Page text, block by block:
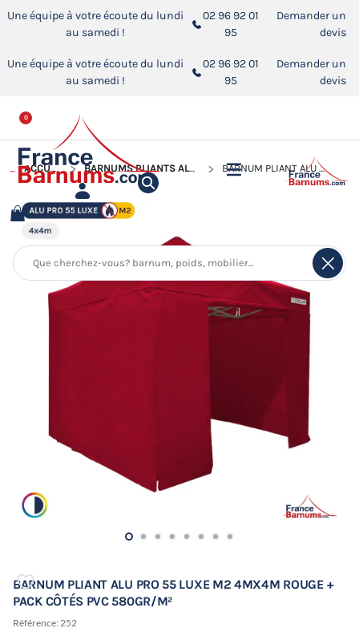
Une équipe à votre écoute du lundi
au samedi !
02 96 92 01
95
Demander un
devis
Une équipe à votre écoute du lundi
au samedi !
02 96 92 01
95
Demander un
devis
0
ACCUEIL BARNUMS PLIANTS ALUMINIUM PRO 55 LUXE M2 BARNUM PLIANT ALU PRO 55 LUXE M2 4MX4M ROUGE + PACK CÔTÉS PVC 580GR/M²
BARNUM PLIANT ALU PRO 55 LUXE M2 4MX4M ROUGE +
PACK CÔTÉS PVC 580GR/M²
Référence: 252